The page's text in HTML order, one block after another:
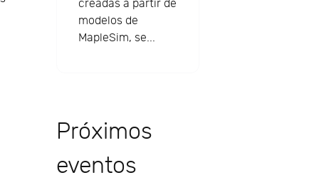
creadas a partir de
modelos de
MapleSim, se...
Próximos
eventos